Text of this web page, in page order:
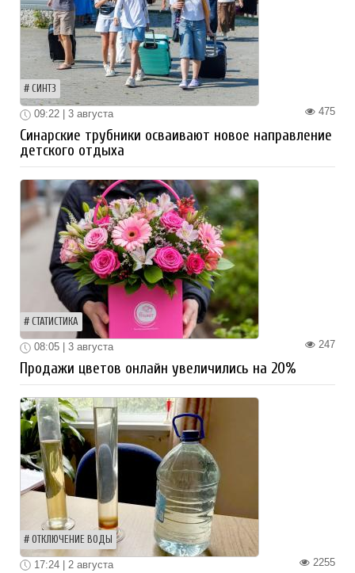
СИНТЗ
475
09:22 | 3 августа
Синарские трубники осваивают новое направление
детского отдыха
СТАТИСТИКА
247
08:05 | 3 августа
Продажи цветов онлайн увеличились на 20%
ОТКЛЮЧЕНИЕ ВОДЫ
2255
17:24 | 2 августа